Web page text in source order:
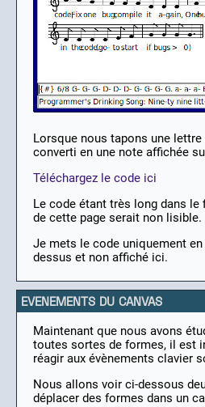
Lorsque nous tapons une
converti en une note affichée
Téléchargez le code ici
Le code étant très long dans le
de cette page serait non lisible.
Je mets le code uniquement
dessus et non affiché ici.
EVENEMENTS DU CANVAS
Maintenant que nous avons
toutes sortes de formes, il est
réagir aux évènements clavier
Nous allons voir ci-dessous
déplacer des formes dans un